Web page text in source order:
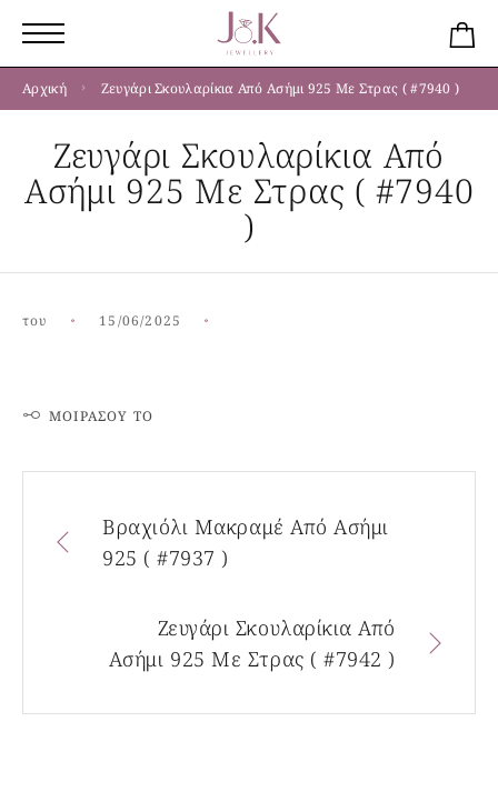
Αρχική Ζευγάρι Σκουλαρίκια Από Ασήμι 925 Με Στρας ( #7940 )
Ζευγάρι Σκουλαρίκια Από
Ασήμι 925 Με Στρας ( #7940
)
του 15/06/2025
ΜΟΙΡΆΣΟΥ ΤΟ
Βραχιόλι Μακραμέ Από Ασήμι
925 ( #7937 )
Ζευγάρι Σκουλαρίκια Από
Ασήμι 925 Με Στρας ( #7942 )